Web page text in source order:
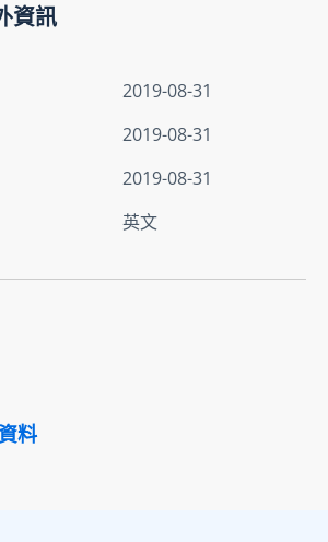
資訊
2019-08-31
2019-08-31
2019-08-31
英文
料